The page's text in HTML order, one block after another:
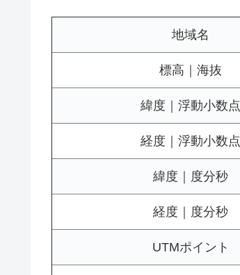
地域名
標高｜海抜
緯度｜浮動小数点
経度｜浮動小数点
緯度｜度分秒
経度｜度分秒
UTMポイント